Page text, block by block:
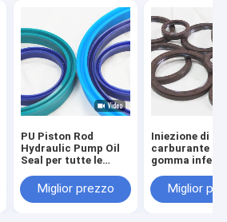
PU Piston Rod
Hydraulic Pump Oil
Seal per tutte le
20-90 Shore A
Miglior prezzo
Iniezione di
carburante
gomma
prestazioni
eccellenti Per
Miglior